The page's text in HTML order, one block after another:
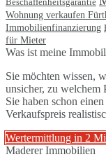
Wohnung verkaufen
Immobilienfinanzierung
für Mieter
Was ist meine
Sie möchten wissen,
unsicher, zu welchem
Sie haben schon
Verkaufspreis
Wertermittlung in 2
Maderer Immobilien